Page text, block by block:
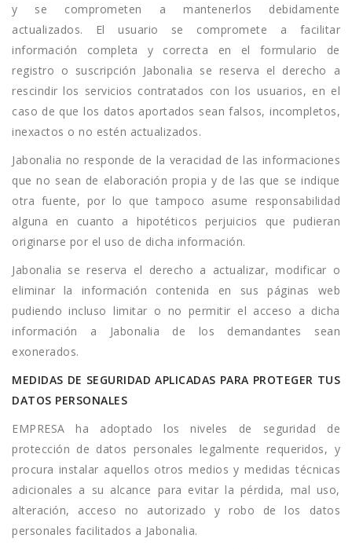
y se comprometen a mantenerlos debidamente
actualizados. El usuario se compromete a facilitar
información completa y correcta en el formulario de
registro o suscripción Jabonalia se reserva el derecho a
rescindir los servicios contratados con los usuarios, en el
caso de que los datos aportados sean falsos, incompletos,
inexactos o no estén actualizados.
Jabonalia no responde de la veracidad de las informaciones
que no sean de elaboración propia y de las que se indique
otra fuente, por lo que tampoco asume responsabilidad
alguna en cuanto a hipotéticos perjuicios que pudieran
originarse por el uso de dicha información.
Jabonalia se reserva el derecho a actualizar, modificar o
eliminar la información contenida en sus páginas web
pudiendo incluso limitar o no permitir el acceso a dicha
información a Jabonalia de los demandantes sean
exonerados.
MEDIDAS DE SEGURIDAD APLICADAS PARA PROTEGER TUS
DATOS PERSONALES
EMPRESA ha adoptado los niveles de seguridad de
protección de datos personales legalmente requeridos, y
procura instalar aquellos otros medios y medidas técnicas
adicionales a su alcance para evitar la pérdida, mal uso,
alteración, acceso no autorizado y robo de los datos
personales facilitados a Jabonalia.